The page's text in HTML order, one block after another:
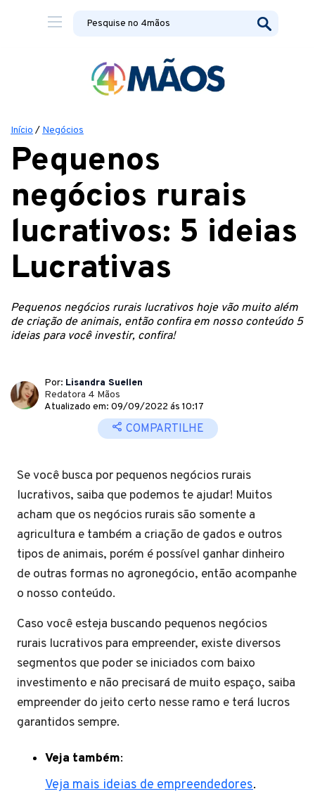
Início / Negócios
Pequenos
negócios rurais
lucrativos: 5 ideias
Lucrativas
Pequenos negócios rurais lucrativos hoje vão muito além
de criação de animais, então confira em nosso conteúdo 5
ideias para você investir, confira!
Por: Lisandra Suellen
Redatora 4 Mãos
Atualizado em: 09/09/2022 ás 10:17
COMPARTILHE
Se você busca por pequenos negócios rurais
lucrativos, saiba que podemos te ajudar! Muitos
acham que os negócios rurais são somente a
agricultura e também a criação de gados e outros
tipos de animais, porém é possível ganhar dinheiro
de outras formas no agronegócio, então acompanhe
o nosso conteúdo.
Caso você esteja buscando pequenos negócios
rurais lucrativos para empreender, existe diversos
segmentos que poder se iniciados com baixo
investimento e não precisará de muito espaço, saiba
empreender do jeito certo nesse ramo e terá lucros
garantidos sempre.
Veja também:
Veja mais ideias de empreendedores.